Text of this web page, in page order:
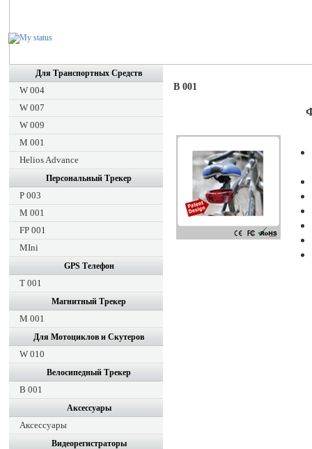
Для Транспортных Средств
W 004
W 007
W 009
M 001
Helios Advance
Персональный Трекер
P 003
M 001
FP 001
MIni
GPS Tелефон
T 001
Магнитный Tрекер
M 001
Для Мотоциклов и Скутеров
W 010
Велосипедный Tрекер
B 001
Аксессуары
Аксессуары
Видеорегистраторы
B 001